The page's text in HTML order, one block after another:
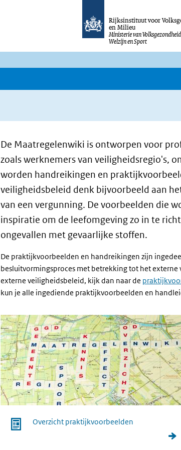
Rijksinstituut voor
en Milieu
Ministerie van
Welzijn en Sport
De Maatregelenwiki is ontworpen voor
zoals werknemers van veiligheidsregio's,
worden handreikingen en
veiligheidsbeleid denk bijvoorbeeld aan
van een vergunning. De voorbeelden die
inspiratie om de leefomgeving zo in te
ongevallen met gevaarlijke stoffen.
De praktijkvoorbeelden en handreikingen zijn
besluitvormingsproces met betrekking tot het
externe veiligheidsbeleid, kijk dan naar de
kun je alle ingediende praktijkvoorbeelden en
Overzicht
Overzicht praktijkvoorbeelden